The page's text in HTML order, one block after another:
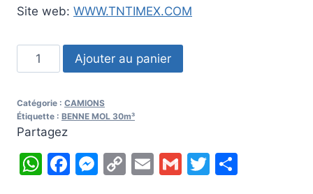
Site web: WWW.TNTIMEX.COM
quantité
de
BENNE
MOL
Ajouter au panier
Catégorie : CAMIONS
Étiquette : BENNE MOL 30m³
Partagez
WhatsApp
Facebook
Messenger
CopyEmailGmailTwitter